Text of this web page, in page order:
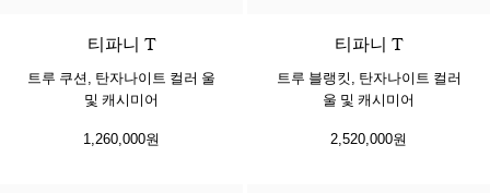
티파니 T
트루 쿠션, 탄자나이트 컬러 울
및 캐시미어
1,260,000원
티파니 T
트루 블랭킷, 탄자나이트 컬러
울 및 캐시미어
2,520,000원